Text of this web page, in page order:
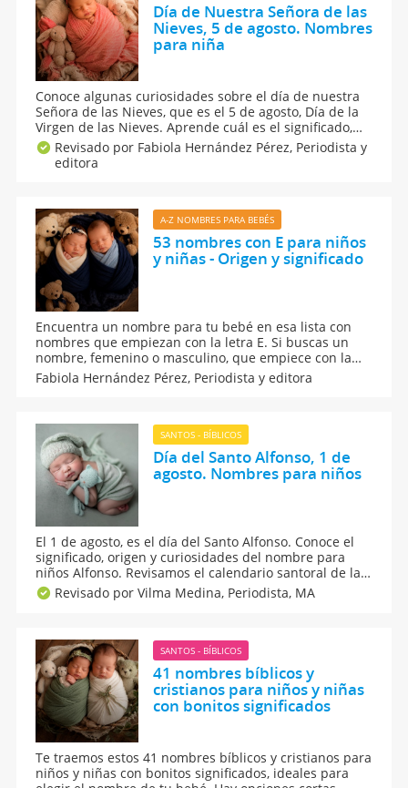
Día de Nuestra Señora de las
Nieves, 5 de agosto. Nombres
para niña
Conoce algunas curiosidades sobre el día de nuestra
Señora de las Nieves, que es el 5 de agosto, Día de la
Virgen de las Nieves. Aprende cuál es el significado,
origen y curiosidades del nombre Nieves. Además, te
damos opciones de nombres compuestos y la
numerología de ese apodo de origen latino para niña.
Revisado por Fabiola Hernández Pérez, Periodista y
editora
A-Z NOMBRES PARA BEBÉS
53 nombres con E para niños
y niñas - Origen y significado
Encuentra un nombre para tu bebé en esa lista con
nombres que empiezan con la letra E. Si buscas un
nombre, femenino o masculino, que empiece con la
letra E, consulta esta lista de nombres, con su origen y
su significado. Se trata de nombres populares,
Fabiola Hernández Pérez, Periodista y editora
SANTOS - BÍBLICOS
Día del Santo Alfonso, 1 de
agosto. Nombres para niños
El 1 de agosto, es el día del Santo Alfonso. Conoce el
significado, origen y curiosidades del nombre para
niños Alfonso. Revisamos el calendario santoral de la
onomástica de todos los nombres de santo y
conocemos más sobre los nombres para niños y el día
Revisado por Vilma Medina, Periodista, MA
SANTOS - BÍBLICOS
41 nombres bíblicos y
cristianos para niños y niñas
con bonitos significados
Te traemos estos 41 nombres bíblicos y cristianos para
niños y niñas con bonitos significados, ideales para